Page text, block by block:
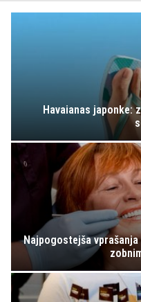
Havaianas japonke:
Najpogostejša